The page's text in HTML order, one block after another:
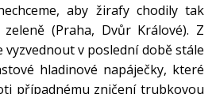
aby žirafy chodily tak
(Praha, Dvůr Králové). Z
v poslední době stále
hladinové napáječky, které
případnému zničení trubkovou